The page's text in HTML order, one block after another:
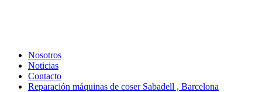
Nosotros
Noticias
Contacto
Reparación máquinas de coser Sabadell , Barcelona